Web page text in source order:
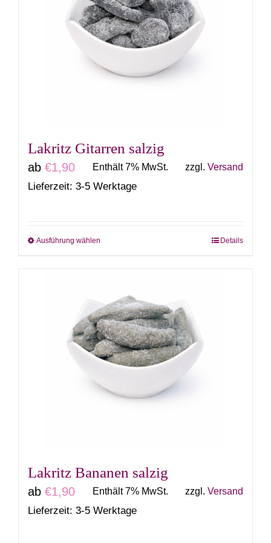
auf.
Die
Optionen
können
werden
Lakritz Gitarren salzig
ab €1,90 Enthält 7% MwSt. zzgl. Versand
Lieferzeit: 3-5 Werktage
Ausführung wählen
mehrere
Varianten
auf.
Die
Optionen
können
werden
Details
Lakritz Bananen salzig
ab €1,90 Enthält 7% MwSt. zzgl. Versand
Lieferzeit: 3-5 Werktage